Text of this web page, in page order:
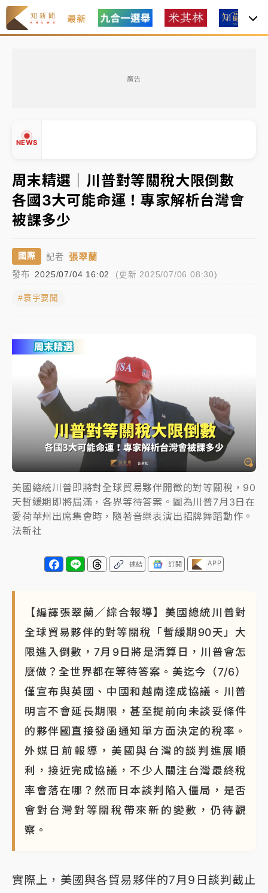
最新
廣告
NEWS
有片｜
連根拔起
中颱白海豚風雨來了！中部以北防豪雨 今晚、明天影
響最劇烈
白海豚逼近！北市水門只出不進 未移置車輛最高罰
4800＋拖吊費
油價持續凍漲！ 中油宣布下周一汽柴油價格維持不變
路鷹架倒塌壓2車
連根拔起
中颱白海豚風雨來了！中部以北防豪雨 今晚、明天影
響最劇烈
白海豚逼近！北市水門只出不進 未移置車輛最高罰
4800＋拖吊費
▼
周末精選｜川普對等關稅大限倒數
各國3大可能命運！專家解析台灣會
被課多少
國際 記者 張翠蘭
發布 2025/07/04 16:02 (更新 2025/07/06 08:30)
#寰宇要聞
美國總統川普即將對全球貿易夥伴開徵的對等關稅，90
天暫緩期即將屆滿，各界等待答案。圖為川普7月3日在
愛荷華州出席集會時，隨著音樂表演出招牌舞蹈動作。
法新社
連結 訂閱 APP
【編譯張翠蘭／綜合報導】美國總統川普對
全球貿易夥伴的對等關稅「暫緩期90天」大
限進入倒數，7月9日將是清算日，川普會怎
麼做？全世界都在等待答案。美迄今（7/6）
僅宣布與英國、中國和越南達成協議。川普
明言不會延長期限，甚至提前向未談妥條件
的夥伴國直接發函通知單方面決定的稅率。
外媒日前報導，美國與台灣的談判進展順
利，接近完成協議，不少人關注台灣最終稅
率會落在哪？然而日本談判陷入僵局，是否
會對台灣對等關稅帶來新的變數，仍待觀
察。
實際上，美國與各貿易夥伴的7月9日談判截止